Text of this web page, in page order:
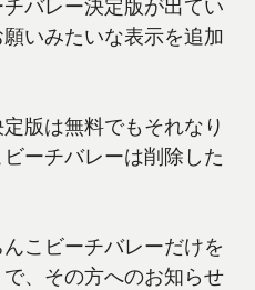
バレー決定版が出てい
いみたいな表示を追加
版は無料でもそれなり
ーチバレーは削除した
こビーチバレーだけを
、その方へのお知らせ